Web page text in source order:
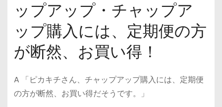
ップアップ・チャップア
ップ購入には、定期便の方
が断然、お買い得！
A 「ピカキチさん、チャップアップ購入には、定期便
の方が断然、お買い得だそうです。」